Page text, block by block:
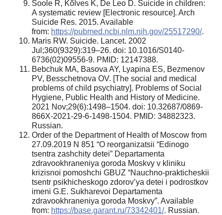
Soole R, Kõlves K, De Leo D. Suicide in children:
A systematic review [Electronic resource]. Arch
Suicide Res. 2015. Available
from: https://pubmed.ncbi.nlm.nih.gov/25517290/.
Maris RW. Suicide. Lancet. 2002
Jul;360(9329):319–26. doi: 10.1016/S0140-
6736(02)09556-9. PMID: 12147388.
Bebchuk MA, Basova AY, Lyapina ES, Bezmenov
PV, Besschetnova OV. [The social and medical
problems of child psychiatry]. Problems of Social
Hygiene, Public Health and History of Medicine.
2021 Nov;29(6):1498–1504. doi: 10.32687/0869-
866X-2021-29-6-1498-1504. PMID: 34882323.
Russian.
Order of the Department of Health of Moscow from
27.09.2019 N 851 “O reorganizatsii “Edinogo
tsentra zashchity detei” Departamenta
zdravookhraneniya goroda Moskvy v kliniku
krizisnoi pomoshchi GBUZ “Nauchno-prakticheskii
tsentr psikhicheskogo zdorov’ya detei i podrostkov
imeni G.E. Sukharevoi Departamenta
zdravookhraneniya goroda Moskvy”. Available
from: https://base.garant.ru/73342401/. Russian.